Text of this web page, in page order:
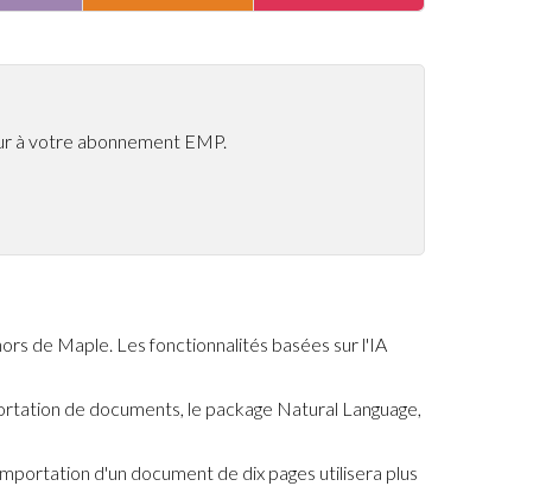
à votre abonnement EMP.
de Maple. Les fonctionnalités basées sur l'IA
de documents, le package Natural Language,
d'un document de dix pages utilisera plus